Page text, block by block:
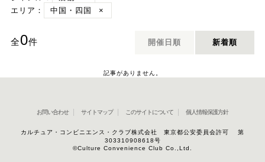
エリア：
中国・四国 ×
全0件 開催日順 新着順
記事がありません。
お問い合わせ サイトマップ このサイトについて 個人情報保護方針
カルチュア・コンビニエンス・クラブ株式会社 東京都公安委員会許可 第
303310908618号
©Culture Convenience Club Co.,Ltd.